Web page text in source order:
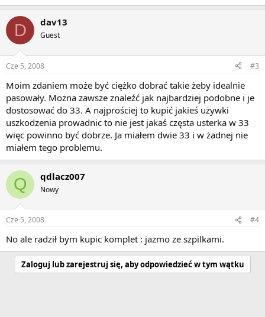
D dav13
Guest
Cze 5, 2008 #3
Moim zdaniem może być ciężko dobrać takie żeby idealnie
pasowały. Można zawsze znaleźć jak najbardziej podobne i je
dostosować do 33. A najprościej to kupić jakieś używki
uszkodzenia prowadnic to nie jest jakaś częsta usterka w 33
więc powinno być dobrze. Ja miałem dwie 33 i w żadnej nie
miałem tego problemu.
Q qdlacz007
Nowy
Cze 5, 2008 #4
No ale radził bym kupic komplet : jazmo ze szpilkami.
Zaloguj lub zarejestruj się, aby odpowiedzieć w tym wątku